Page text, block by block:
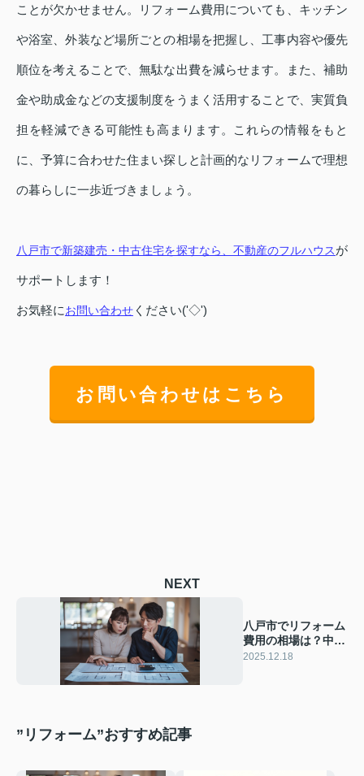
ことが欠かせません。リフォーム費用についても、キッチン
や浴室、外装など場所ごとの相場を把握し、工事内容や優先
順位を考えることで、無駄な出費を減らせます。また、補助
金や助成金などの支援制度をうまく活用することで、実質負
担を軽減できる可能性も高まります。これらの情報をもと
に、予算に合わせた住まい探しと計画的なリフォームで理想
の暮らしに一歩近づきましょう。
八戸市で新築建売・中古住宅を探すなら、不動産のフルハウスが
サポートします！
お気軽にお問い合わせ ください('◇')ゞ
お問い合わせはこちら
NEXT
八戸市でリフォーム
費用の相場は？中古
住宅購入と予算計画
2025.12.18
”リフォーム”おすすめ記事